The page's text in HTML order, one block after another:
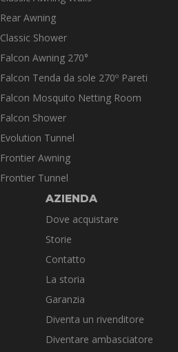
Rear Awning
Classic Shower
Falcon Awning 270°
Falcon Tenda da sole 270º Pareti
Falcon Mosquito Netting Room
Falcon Shower
Evolution Tunnel
Frontier Awning
Frontier Tunnel
AZIENDA
Dove acquistare
Storie
Contatto
La storia
Garanzia
Diventa un rivenditore
Diventare ambasciatore